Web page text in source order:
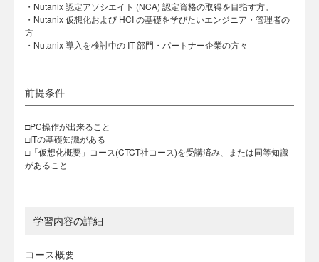
・Nutanix 認定アソシエイト (NCA) 認定資格の取得を目指す方。
・Nutanix 仮想化および HCI の基礎を学びたいエンジニア・管理者の
方
・Nutanix 導入を検討中の IT 部門・パートナー企業の方々
前提条件
□PC操作が出来ること
□ITの基礎知識がある
□「仮想化概要」コース(CTCT社コース)を受講済み、または同等知識
があること
学習内容の詳細
コース概要